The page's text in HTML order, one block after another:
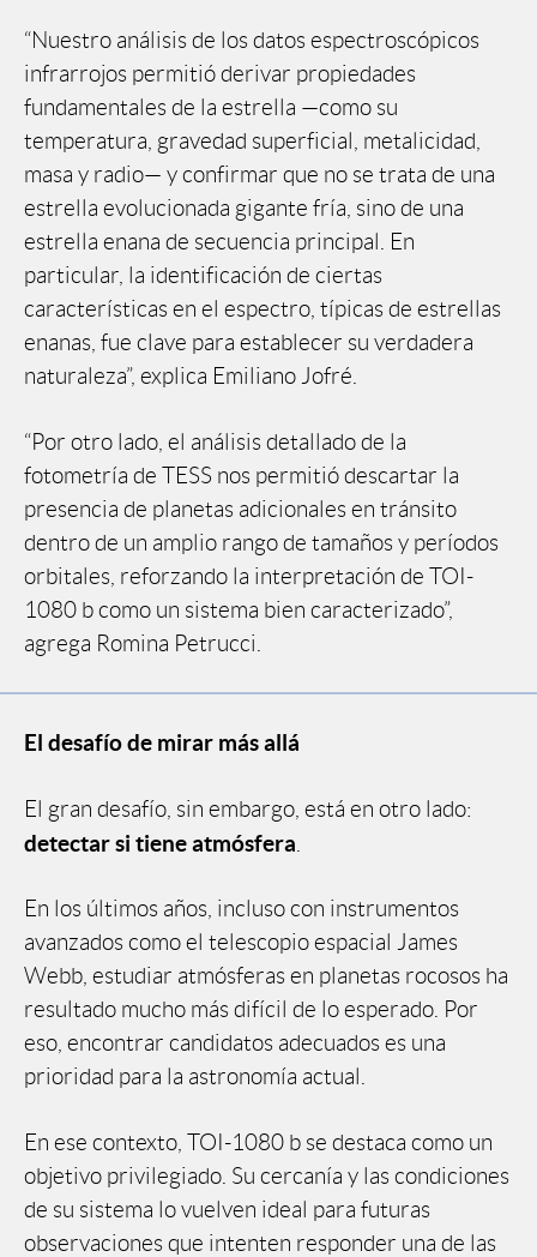
“Nuestro análisis de los datos espectroscópicos
infrarrojos permitió derivar propiedades
fundamentales de la estrella —como su
temperatura, gravedad superficial, metalicidad,
masa y radio— y confirmar que no se trata de una
estrella evolucionada gigante fría, sino de una
estrella enana de secuencia principal. En
particular, la identificación de ciertas
características en el espectro, típicas de estrellas
enanas, fue clave para establecer su verdadera
naturaleza”, explica Emiliano Jofré.
“Por otro lado, el análisis detallado de la
fotometría de TESS nos permitió descartar la
presencia de planetas adicionales en tránsito
dentro de un amplio rango de tamaños y períodos
orbitales, reforzando la interpretación de TOI-
1080 b como un sistema bien caracterizado”,
agrega Romina Petrucci.
El desafío de mirar más allá
El gran desafío, sin embargo, está en otro lado:
detectar si tiene atmósfera
En los últimos años, incluso con instrumentos
avanzados como el telescopio espacial James
Webb, estudiar atmósferas en planetas rocosos ha
resultado mucho más difícil de lo esperado. Por
eso, encontrar candidatos adecuados es una
prioridad para la astronomía actual.
En ese contexto, TOI-1080 b se destaca como un
objetivo privilegiado. Su cercanía y las condiciones
de su sistema lo vuelven ideal para futuras
observaciones que intenten responder una de las